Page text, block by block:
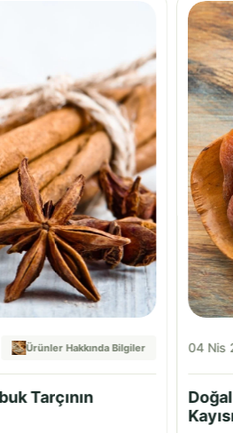
Ürünler Hakkında Bilgiler
Tarçının
04 Nis